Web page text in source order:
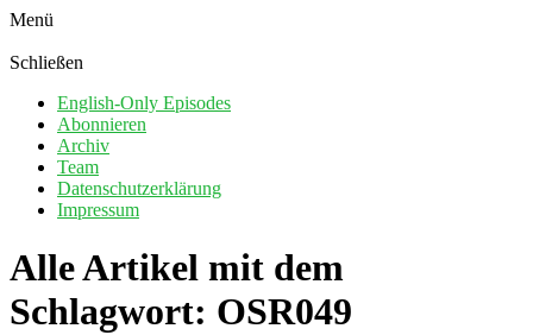
Menü
Schließen
English-Only Episodes
Abonnieren
Archiv
Team
Datenschutzerklärung
Impressum
Alle Artikel mit dem
Schlagwort: OSR049